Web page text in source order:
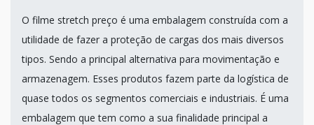
O filme stretch preço é uma embalagem construída com a
utilidade de fazer a proteção de cargas dos mais diversos
tipos. Sendo a principal alternativa para movimentação e
armazenagem. Esses produtos fazem parte da logística de
quase todos os segmentos comerciais e industriais. É uma
embalagem que tem como a sua finalidade principal a